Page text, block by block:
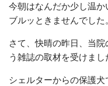
今朝はなんだか少し温
ブルッときませんでした。
さて、快晴の昨日、当
う雑誌の取材を受けまし
シェルターからの保護